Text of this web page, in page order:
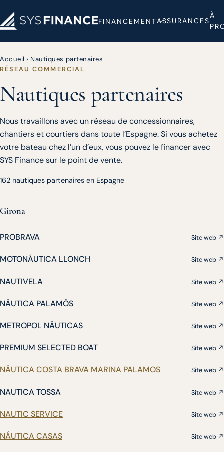
FINANCEMENTASSURANCES
À
Accueil › Nautiques partenaires
RÉSEAU COMMERCIAL
Nautiques partenaires
Nous travaillons avec un réseau de concessionnaires,
chantiers et courtiers dans toute l’Espagne. Si vous achetez
votre bateau chez l’un d’eux, vous pouvez le financer avec
SYS Finance sur le point de vente.
162 nautiques partenaires en Espagne
Girona
PROBRAVA Site web ↗
MOTONÁUTICA LLONCH Site web ↗
NAUTIVELA Site web ↗
NÁUTICA PALAMÓS Site web ↗
METROPOL NÁUTICAS Site web ↗
PREMIUM SELECTED BOAT Site web ↗
NÁUTICA COSTA BRAVA MARINA PALAMOS Site web ↗
NAUTICA TOSSA Site web ↗
NAUTIC SERVICE Site web ↗
NÁUTICA CASAS Site web ↗